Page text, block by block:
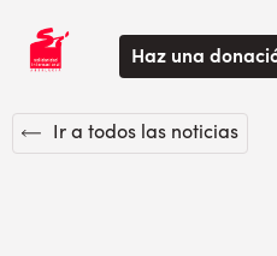
Haz una
Ir a todos las noticias